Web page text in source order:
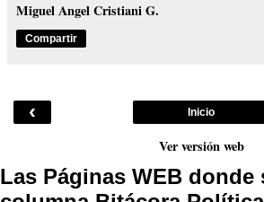
Miguel Angel Cristiani G.
Compartir
‹ Inicio
Ver versión web
Las Páginas WEB donde